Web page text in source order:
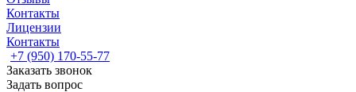
Контакты
Лицензии
Контакты
+7 (950) 170-55-77
Заказать звонок
Задать вопрос